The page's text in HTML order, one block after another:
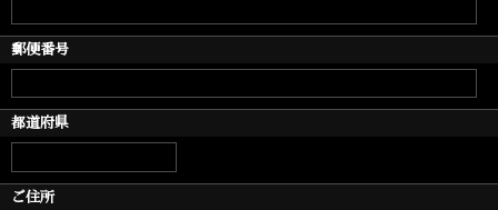
郵便番号
都道府県
ご住所